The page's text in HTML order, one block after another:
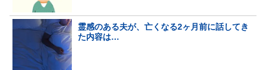
霊感のある夫が、亡くなる2ヶ月前に話してき
た内容は…